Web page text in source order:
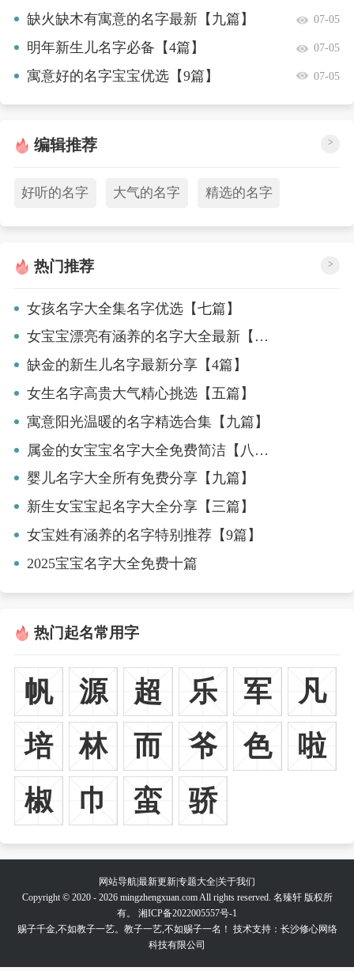
缺火缺木有寓意的名字最新【九篇】 07-05
明年新生儿名字必备【4篇】 07-05
寓意好的名字宝宝优选【9篇】 07-05
编辑推荐 >
好听的名字 大气的名字 精选的名字
热门推荐 >
女孩名字大全集名字优选【七篇】
女宝宝漂亮有涵养的名字大全最新【10篇】
缺金的新生儿名字最新分享【4篇】
女生名字高贵大气精心挑选【五篇】
寓意阳光温暖的名字精选合集【九篇】
属金的女宝宝名字大全免费简洁【八篇】
婴儿名字大全所有免费分享【九篇】
新生女宝宝起名字大全分享【三篇】
女宝姓有涵养的名字特别推荐【9篇】
2025宝宝名字大全免费十篇
热门起名常用字
帆 源 超 乐 军
凡
培
林 而 爷 色
啦
椒
巾 蛮 骄
网站导航最新更新专题大全 关于我们
Copyright © 2020 - 2026 mingzhengxuan.com All rights reserved. 名臻轩 版权所
有。 湘ICP备2022005557号-1
赐子千金,不如教子一艺。教子一艺,不如赐子一名！ 技术支持：长沙修心网络
科技有限公司